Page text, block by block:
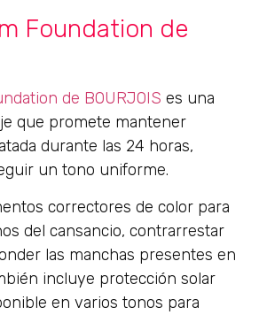
Foundation de
de BOURJOIS es una
que promete mantener
durante las 24 horas,
un tono uniforme.
correctores de color para
del cansancio, contrarrestar
las manchas presentes en
incluye protección solar
en varios tonos para